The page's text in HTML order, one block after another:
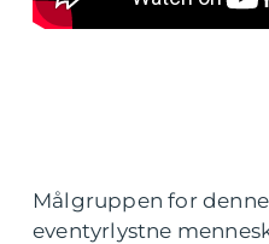
Målgruppen for
eventyrlystne